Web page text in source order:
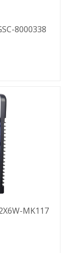
8000338
MK117